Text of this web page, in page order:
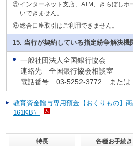
⑤ インターネット支店、ATM、きらぼし
いできません。
⑥総合口座取引はご利用できません。
15. 当行が契約している指定紛争解決機
一般社団法人全国銀行協会
連絡先 全国銀行協会相談室
電話番号 03-5252-3772 また
教育資金贈与専用預金【おくりもの】
161KB）
特長 各種お手続き